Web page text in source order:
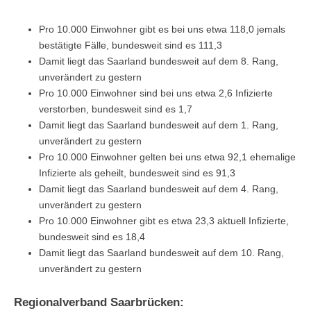
Pro 10.000 Einwohner gibt es bei uns etwa 118,0 jemals
bestätigte Fälle, bundesweit sind es 111,3
Damit liegt das Saarland bundesweit auf dem 8. Rang,
unverändert zu gestern
Pro 10.000 Einwohner sind bei uns etwa 2,6 Infizierte
verstorben, bundesweit sind es 1,7
Damit liegt das Saarland bundesweit auf dem 1. Rang,
unverändert zu gestern
Pro 10.000 Einwohner gelten bei uns etwa 92,1 ehemalige
Infizierte als geheilt, bundesweit sind es 91,3
Damit liegt das Saarland bundesweit auf dem 4. Rang,
unverändert zu gestern
Pro 10.000 Einwohner gibt es etwa 23,3 aktuell Infizierte,
bundesweit sind es 18,4
Damit liegt das Saarland bundesweit auf dem 10. Rang,
unverändert zu gestern
Regionalverband Saarbrücken: